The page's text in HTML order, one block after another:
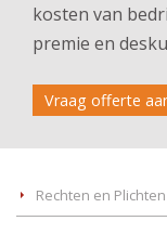
kosten van
premie en
Vraag offerte
Rechten en Plichten